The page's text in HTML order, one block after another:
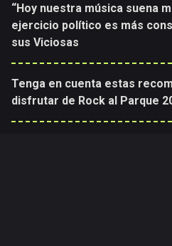
“Hoy nuestra música suena
ejercicio político es más
sus Viciosas
Tenga en cuenta estas
disfrutar de Rock al Parque